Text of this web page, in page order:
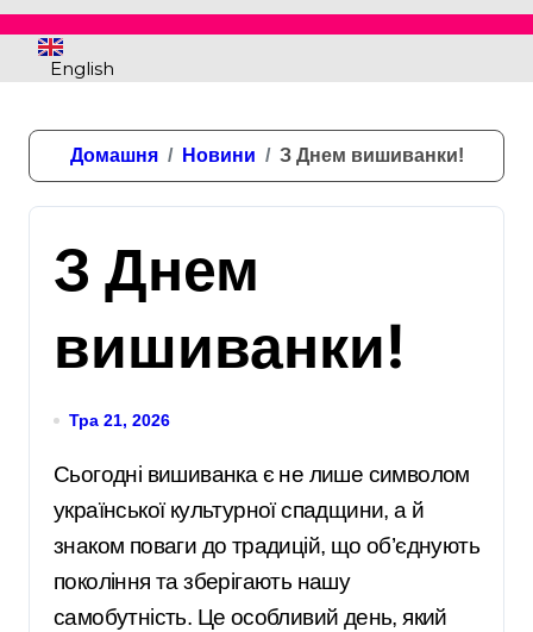
English
Домашня Новини З Днем вишиванки!
З Днем
вишиванки!
Тра 21, 2026
Сьогодні вишиванка є не лише символом
української культурної спадщини, а й
знаком поваги до традицій, що об’єднують
покоління та зберігають нашу
самобутність. Це особливий день, який